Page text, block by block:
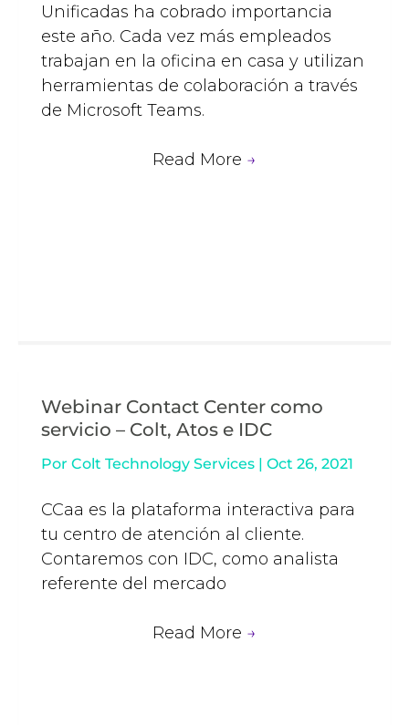
Unificadas ha cobrado importancia
este año. Cada vez más empleados
trabajan en la oficina en casa y utilizan
herramientas de colaboración a través
de Microsoft Teams.
Read More →
Webinar Contact Center como
servicio – Colt, Atos e IDC
Por Colt Technology Services | Oct 26, 2021
CCaa es la plataforma interactiva para
tu centro de atención al cliente.
Contaremos con IDC, como analista
referente del mercado
Read More →